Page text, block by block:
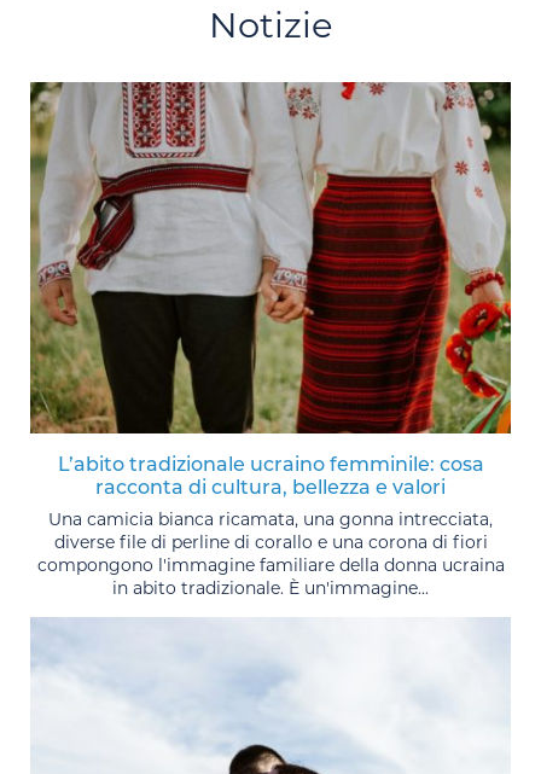
Notizie
L’abito tradizionale ucraino femminile: cosa
racconta di cultura, bellezza e valori
Una camicia bianca ricamata, una gonna intrecciata,
diverse file di perline di corallo e una corona di fiori
compongono l'immagine familiare della donna ucraina
in abito tradizionale. È un'immagine...